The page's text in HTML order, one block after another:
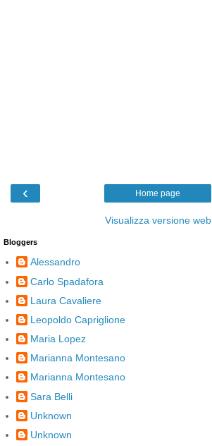
‹ Home page
Visualizza versione web
Bloggers
Alessandro
Carlo Spadafora
Laura Cavaliere
Leopoldo Capriglione
Maria Lopez
Marianna Montesano
Marianna Montesano
Sara Belli
Unknown
Unknown